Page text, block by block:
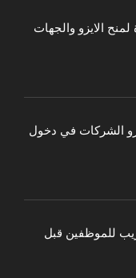
الايزو والجهات
الشركات في دخول
للموظفين قبل